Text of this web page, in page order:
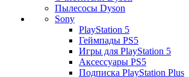
Пылесосы Dyson
Sony
PlayStation 5
Геймпады PS5
Игры для PlayStation 5
Аксессуары PS5
Подписка PlayStation Plus